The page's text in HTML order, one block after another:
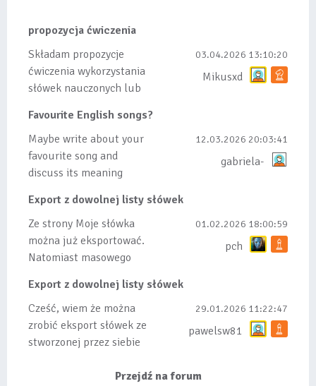
propozycja ćwiczenia
Składam propozycje
ćwiczenia wykorzystania
słówek nauczonych lub
tez ze wszys...
03.04.2026 13:10:20
Mikusxd
Favourite English songs?
Maybe write about your
favourite song and
discuss its meaning
12.03.2026 20:03:41
gabriela-
Export z dowolnej listy słówek
Ze strony Moje słówka
można już eksportować.
Natomiast masowego
bo wiąże się...
01.02.2026 18:00:59
pch
Export z dowolnej listy słówek
Cześć, wiem że można
zrobić eksport słówek ze
stworzonej przez siebie
29.01.2026 11:22:47
pawelsw81
Przejdź na forum